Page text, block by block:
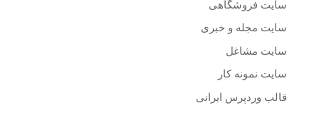
سایت فروشگاهی
سایت مجله و خبری
سایت مشاغل
سایت نمونه کار
قالب وردپرس ایرانی